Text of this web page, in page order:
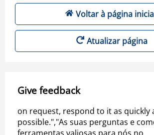
Voltar à página
Atualizar página
Give feedback
on request, respond to it as quickly
possible.","As suas perguntas e